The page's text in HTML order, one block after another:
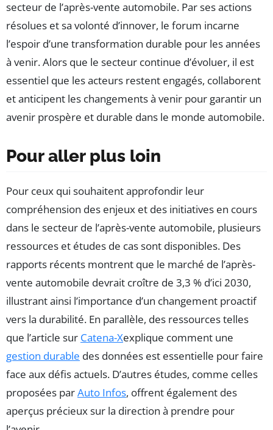
secteur de l’après-vente automobile. Par ses actions
résolues et sa volonté d’innover, le forum incarne
l’espoir d’une transformation durable pour les années
à venir. Alors que le secteur continue d’évoluer, il est
essentiel que les acteurs restent engagés, collaborent
et anticipent les changements à venir pour garantir un
avenir prospère et durable dans le monde automobile.
Pour aller plus loin
Pour ceux qui souhaitent approfondir leur
compréhension des enjeux et des initiatives en cours
dans le secteur de l’après-vente automobile, plusieurs
ressources et études de cas sont disponibles. Des
rapports récents montrent que le marché de l’après-
vente automobile devrait croître de 3,3 % d’ici 2030,
illustrant ainsi l’importance d’un changement proactif
vers la durabilité. En parallèle, des ressources telles
que l’article sur Catena-Xexplique comment une
gestion durable des données est essentielle pour faire
face aux défis actuels. D’autres études, comme celles
proposées parAuto Infos, offrent également des
aperçus précieux sur la direction à prendre pour